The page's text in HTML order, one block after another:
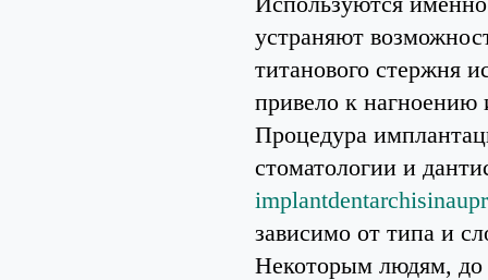
устраняют
титанового стержня
привело к
Процедура
стоматологии и
зависимо от типа и
Некоторым людям, до